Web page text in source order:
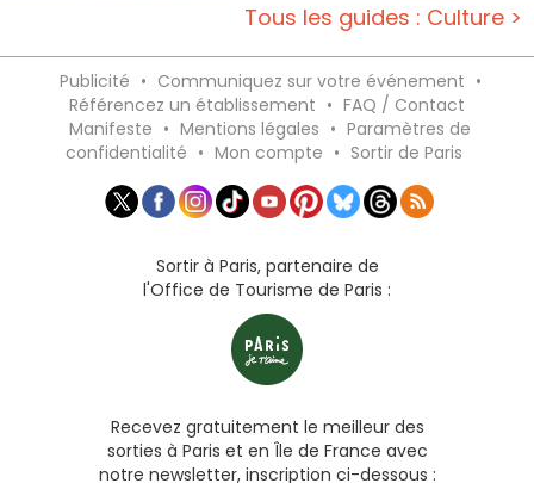
Tous les guides : Culture >
Publicité • Communiquez sur votre événement •
Référencez un établissement • FAQ / Contact
Manifeste • Mentions légales • Paramètres de
confidentialité • Mon compte • Sortir de Paris
Sortir à Paris, partenaire de
l'Office de Tourisme de Paris :
Recevez gratuitement le meilleur des
sorties à Paris et en Île de France avec
notre newsletter, inscription ci-dessous :